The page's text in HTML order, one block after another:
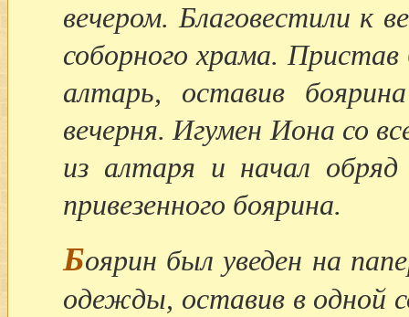
вечером. Благовестили к
соборного храма.
алтарь, оставив
вечерня. Игумен Иона со
из алтаря и начал
привезенного боярина.
Боярин был уведен на
одежды, оставив в одной